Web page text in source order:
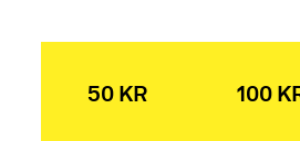
50 KR 100